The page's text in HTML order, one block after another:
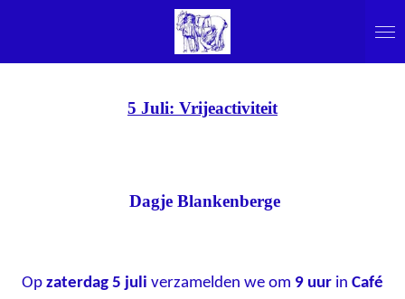
5 Juli: Vrijeactiviteit
Dagje Blankenberge
Op zaterdag 5 juli verzamelden we om 9 uur in Café